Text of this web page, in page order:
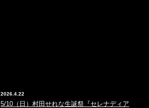
2026.4.22
5/10（日）村田せれな生誕祭『セレナディア